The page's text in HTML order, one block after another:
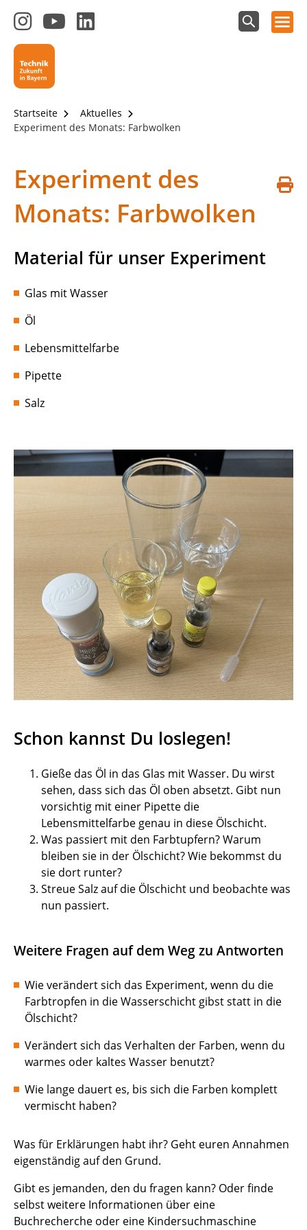
Technik - Zukunft in Bayern
Zum
Instagram-
Kanal
von
Technik-
in
Bayern
Zum
YouTube-LinkedIn-
Suchfeld
Hauptnavigation öffnen
Startseite
Aktuelles
Experiment des Monats: Farbwolken
Experiment des
Monats: Farbwolken
Material für unser Experiment
Glas mit Wasser
Öl
Lebensmittelfarbe
Pipette
Salz
Schon kannst Du loslegen!
Gieße das Öl in das Glas mit Wasser. Du wirst
sehen, dass sich das Öl oben absetzt. Gibt nun
vorsichtig mit einer Pipette die
Lebensmittelfarbe genau in diese Ölschicht.
Was passiert mit den Farbtupfern? Warum
bleiben sie in der Ölschicht? Wie bekommst du
sie dort runter?
Streue Salz auf die Ölschicht und beobachte was
nun passiert.
Weitere Fragen auf dem Weg zu Antworten
Wie verändert sich das Experiment, wenn du die
Farbtropfen in die Wasserschicht gibst statt in die
Ölschicht?
Verändert sich das Verhalten der Farben, wenn du
warmes oder kaltes Wasser benutzt?
Wie lange dauert es, bis sich die Farben komplett
vermischt haben?
Was für Erklärungen habt ihr? Geht euren Annahmen
eigenständig auf den Grund.
Gibt es jemanden, den du fragen kann? Oder finde
selbst weitere Informationen über eine
Buchrecherche oder eine Kindersuchmaschine